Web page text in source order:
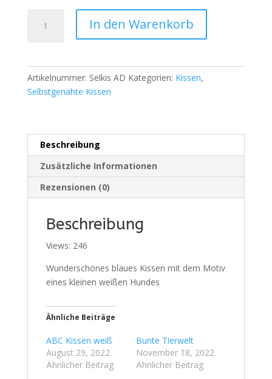
Kissen
Menge
In den Warenkorb
Artikelnummer: Selkis AD Kategorien: Kissen,
Selbstgenähte Kissen
Beschreibung
Zusätzliche Informationen
Rezensionen (0)
Beschreibung
Views: 246
Wunderschönes blaues Kissen mit dem Motiv
eines kleinen weißen Hundes
Ähnliche Beiträge
ABC Kissen weiß
August 29, 2022
Ähnlicher Beitrag
Bunte Tierwelt
November 18, 2022
Ähnlicher Beitrag